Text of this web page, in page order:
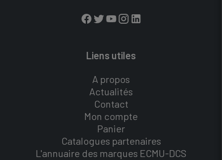
Liens utiles
A propos
Actualités
Contact
Mon compte
Panier
Catalogues partenaires
L'annuaire des marques ECMU-DCS